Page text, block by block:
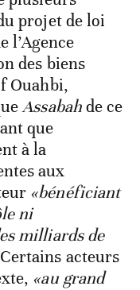
projet de loi
l’Agence
des biens
Ouahbi,
Assabahde ce
que
à la
aux
«bénéficiant
ni
milliards de
acteurs
«au grand